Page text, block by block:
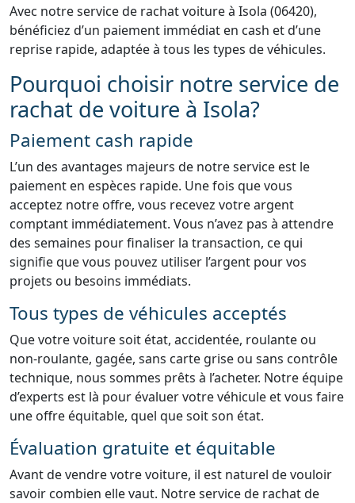
Avec notre service de rachat voiture à Isola (06420),
bénéficiez d’un paiement immédiat en cash et d’une
reprise rapide, adaptée à tous les types de véhicules.
Pourquoi choisir notre service de
rachat de voiture à Isola?
Paiement cash rapide
L’un des avantages majeurs de notre service est le
paiement en espèces rapide. Une fois que vous
acceptez notre offre, vous recevez votre argent
comptant immédiatement. Vous n’avez pas à attendre
des semaines pour finaliser la transaction, ce qui
signifie que vous pouvez utiliser l’argent pour vos
projets ou besoins immédiats.
Tous types de véhicules acceptés
Que votre voiture soit état, accidentée, roulante ou
non-roulante, gagée, sans carte grise ou sans contrôle
technique, nous sommes prêts à l’acheter. Notre équipe
d’experts est là pour évaluer votre véhicule et vous faire
une offre équitable, quel que soit son état.
Évaluation gratuite et équitable
Avant de vendre votre voiture, il est naturel de vouloir
savoir combien elle vaut. Notre service de rachat de